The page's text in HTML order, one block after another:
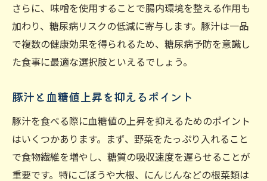
さらに、味噌を使用することで腸内環境を整える作用も
加わり、糖尿病リスクの低減に寄与します。豚汁は一品
で複数の健康効果を得られるため、糖尿病予防を意識し
た食事に最適な選択肢といえるでしょう。
豚汁と血糖値上昇を抑えるポイント
豚汁を食べる際に血糖値の上昇を抑えるためのポイント
はいくつかあります。まず、野菜をたっぷり入れること
で食物繊維を増やし、糖質の吸収速度を遅らせることが
重要です。特にごぼうや大根、にんじんなどの根菜類は